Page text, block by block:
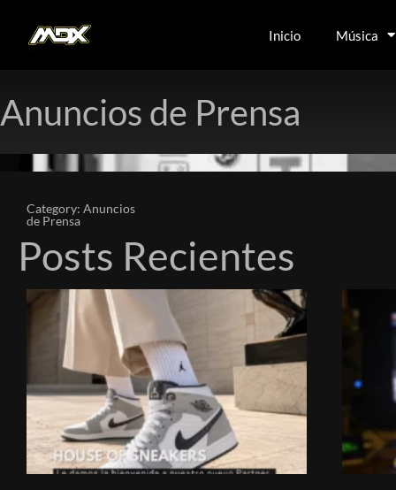
Inicio Música
Anuncios de Prensa
Category: Anuncios
de Prensa
Posts Recientes